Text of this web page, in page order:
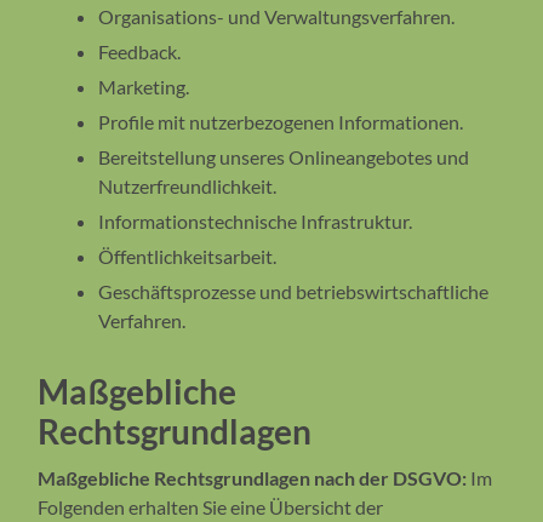
Organisations- und Verwaltungsverfahren.
Feedback.
Marketing.
Profile mit nutzerbezogenen Informationen.
Bereitstellung unseres Onlineangebotes und
Nutzerfreundlichkeit.
Informationstechnische Infrastruktur.
Öffentlichkeitsarbeit.
Geschäftsprozesse und betriebswirtschaftliche
Verfahren.
Maßgebliche
Rechtsgrundlagen
Maßgebliche Rechtsgrundlagen nach der DSGVO: Im
Folgenden erhalten Sie eine Übersicht der